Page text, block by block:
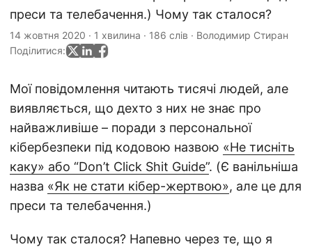
преси та телебачення.) Чому так сталося?
14 жовтня 2020 · 1 хвилина · 186 слів · Володимир Стиран
Поділитися:
Мої повідомлення читають тисячі людей, але
виявляється, що дехто з них не знає про
найважливіше – поради з персональної
кібербезпеки під кодовою назвою «Не тисніть
каку» або “Don’t Click Shit Guide”. (Є ванільніша
назва «Як не стати кібер-жертвою», але це для
преси та телебачення.)
Чому так сталося? Напевно через те, що я